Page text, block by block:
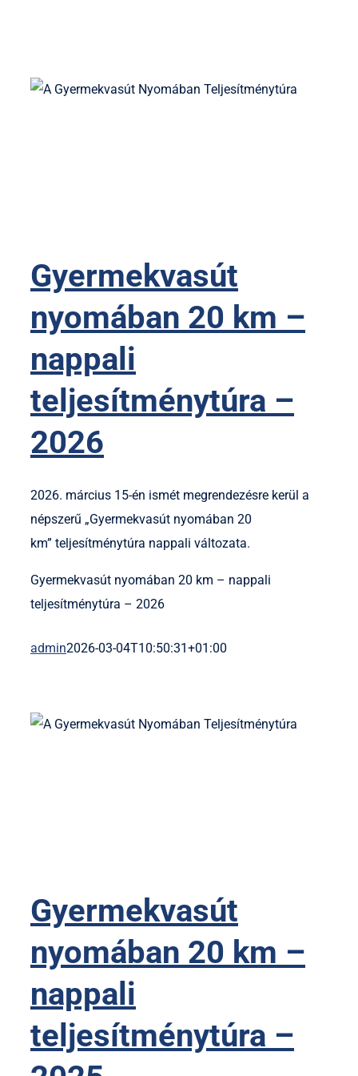
Gyermekvasút
nyomában 20 km –
nappali
teljesítménytúra –
2026
2026. március 15-én ismét megrendezésre kerül a
népszerű „Gyermekvasút nyomában 20
km” teljesítménytúra nappali változata.
Gyermekvasút nyomában 20 km – nappali
teljesítménytúra – 2026
admin2026-03-04T10:50:31+01:00
Gyermekvasút
nyomában 20 km –
nappali
teljesítménytúra –